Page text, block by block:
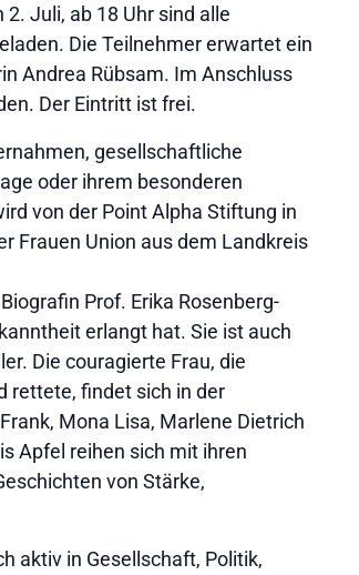
Juli, ab 18 Uhr sind alle
Die Teilnehmer erwartet ein
Andrea Rübsam. Im Anschluss
Der Eintritt ist frei.
gesellschaftliche
oder ihrem besonderen
von der Point Alpha Stiftung in
Frauen Union aus dem Landkreis
Prof. Erika Rosenberg-
erlangt hat. Sie ist auch
Die couragierte Frau, die
rettete, findet sich in der
Mona Lisa, Marlene Dietrich
Apfel reihen sich mit ihren
von Stärke,
aktiv in Gesellschaft, Politik,